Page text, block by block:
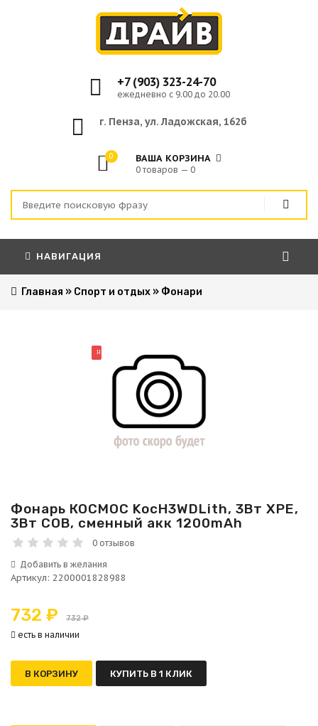
+7 (903) 323-24-70
ежедневно с 9.00 до 20.00
г. Пенза, ул. Ладожская, 162б
0 ВАША КОРЗИНА
0 товаров — 0
НАВИГАЦИЯ
Главная » Спорт и отдых » Фонари
НОВИНКА
Фонарь КОСМОС KocH3WDLith, 3Вт ХРЕ,
3Вт СОВ, сменный акк 1200mAh
0 отзывов
Артикул: 2200001828988
732 ₽ 732 ₽
есть в наличии
В КОРЗИНУ КУПИТЬ В 1 КЛИК